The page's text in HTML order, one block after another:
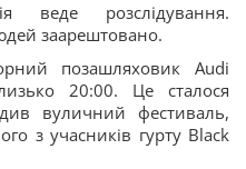
веде розслідування.
заарештовано.
позашляховик Audi
20:00. Це сталося
вуличний фестиваль,
з учасників гурту Black